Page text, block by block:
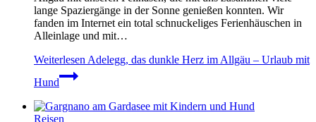
lange Spaziergänge in der Sonne genießen konnten. Wir
fanden im Internet ein total schnuckeliges Ferienhäuschen in
Alleinlage und mit…
Weiterlesen Adelegg, das dunkle Herz im Allgäu – Urlaub mit
Hund
Reisen